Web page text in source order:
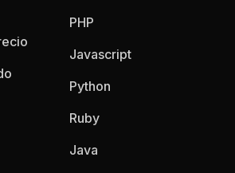
PHP
Javascript
Python
Ruby
Java